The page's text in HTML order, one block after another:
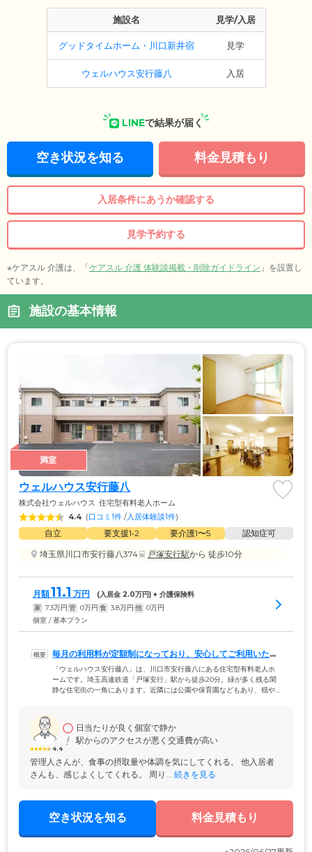
施設名 見学/入居
グッドタイムホーム・川口新井宿 見学
ウェルハウス安行藤八 入居
LINEで結果が届く
空き状況を知る 料金見積もり
入居条件にあうか確認する
見学予約する
※ケアスル 介護は、「ケアスル 介護 体験談掲載・削除ガイドライン 」を設置し
ています。
施設の基本情報
満室
ウェルハウス安行藤八
株式会社ウェルハウス 住宅型有料老人ホーム
4.4 (口コミ1件 /入居体験談1件)
自立 要支援1•2 要介護1〜5
認知症可
埼玉県川口市安行藤八374
戸塚安行駅から 徒歩10分
月額11.1 万円 (入居金 2.0万円) + 介護保険料
家 7.3万円 管 0万円 食 3.8万円 他 0万円
個室 / 基本プラン
毎月の利用料が定額制になっており、安心してご利用いただ
けます
「ウェルハウス安行藤八」は、川口市安行藤八にある住宅型有料老人ホ
ームです。埼玉高速鉄道「戸塚安行」駅から徒歩20分。緑が多く残る閑
静な住宅街の一角にあります。近隣には公園や保育園などもあり、穏や
を定額制にしております。家賃、水道光熱費、食費、管理費すべて込み
で、毎月111,000円。介護サービスや医療ケアなどが必要な場合には、別
途契約で外部サービスをご利用いただけます。
4.4
日当たりが良く個室で静か
駅からのアクセスが悪く交通費が高い
管理人さんが、食事の摂取量や体調を気にしてくれる。 他入居者
さんも、感じよくしてくれる。 周り... 続きを見る
空き状況を知る 料金見積もり